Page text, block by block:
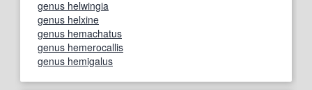
genus helwingia
genus helxine
genus hemachatus
genus hemerocallis
genus hemigalus